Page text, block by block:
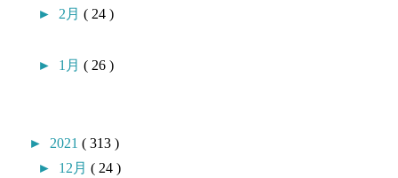
► 2月( 24 )
► 1月( 26 )
► 2021( 313 )
► 12月( 24 )